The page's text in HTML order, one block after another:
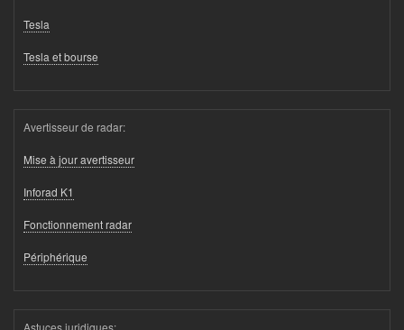
Tesla
Tesla et bourse
Avertisseur de radar:
Mise à jour avertisseur
Inforad K1
Fonctionnement radar
Périphérique
Astuces juridiques: